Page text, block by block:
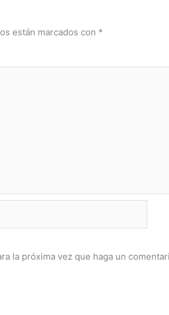
están marcados con *
la próxima vez que haga un